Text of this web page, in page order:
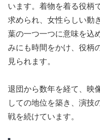
います。着物を着る役柄
求められ、女性らしい動
葉の一つ一つに意味を込
みにも時間をかけ、役柄
見られます。
退団から数年を経て、映
しての地位を築き、演技
戦を続けています。